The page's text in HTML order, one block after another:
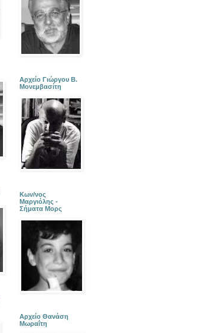
Αρχείο Γιώργου Β.
Μονεμβασίτη
Κων/νος
Μαργιόλης -
Σήματα Μορς
Αρχείο Θανάση
Μωραΐτη